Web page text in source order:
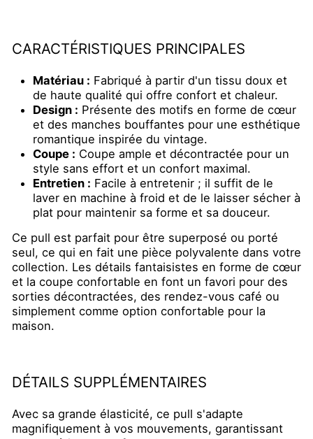
CARACTÉRISTIQUES PRINCIPALES
Matériau : Fabriqué à partir d'un tissu doux et
de haute qualité qui offre confort et chaleur.
Design : Présente des motifs en forme de cœur
et des manches bouffantes pour une esthétique
romantique inspirée du vintage.
Coupe : Coupe ample et décontractée pour un
style sans effort et un confort maximal.
Entretien : Facile à entretenir ; il suffit de le
laver en machine à froid et de le laisser sécher à
plat pour maintenir sa forme et sa douceur.
Ce pull est parfait pour être superposé ou porté
seul, ce qui en fait une pièce polyvalente dans votre
collection. Les détails fantaisistes en forme de cœur
et la coupe confortable en font un favori pour des
sorties décontractées, des rendez-vous café ou
simplement comme option confortable pour la
maison.
DÉTAILS SUPPLÉMENTAIRES
Avec sa grande élasticité, ce pull s'adapte
magnifiquement à vos mouvements, garantissant